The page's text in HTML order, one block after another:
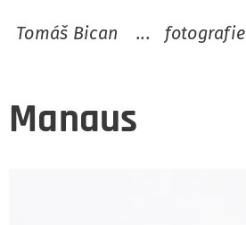
Tomáš Bican ... fotografie
Manaus